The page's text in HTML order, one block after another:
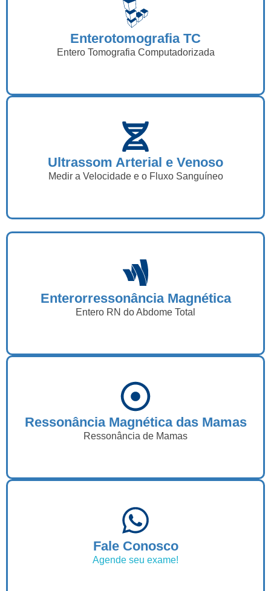
Enterotomografia TC
Entero Tomografia Computadorizada
Ultrassom Arterial e Venoso
Medir a Velocidade e o Fluxo Sanguíneo
Enterorressonância Magnética
Entero RN do Abdome Total
Ressonância Magnética das Mamas
Ressonância de Mamas
Fale Conosco
Agende seu exame!